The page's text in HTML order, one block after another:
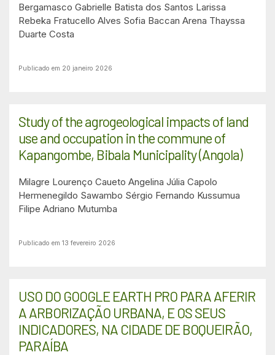
Bergamasco Gabrielle Batista dos Santos Larissa
Rebeka Fratucello Alves Sofia Baccan Arena Thayssa
Duarte Costa
Publicado em 20 janeiro 2026
Study of the agrogeological impacts of land
use and occupation in the commune of
Kapangombe, Bibala Municipality (Angola)
Milagre Lourenço Caueto Angelina Júlia Capolo
Hermenegildo Sawambo Sérgio Fernando Kussumua
Filipe Adriano Mutumba
Publicado em 13 fevereiro 2026
USO DO GOOGLE EARTH PRO PARA AFERIR
A ARBORIZAÇÃO URBANA, E OS SEUS
INDICADORES, NA CIDADE DE BOQUEIRÃO,
PARAÍBA